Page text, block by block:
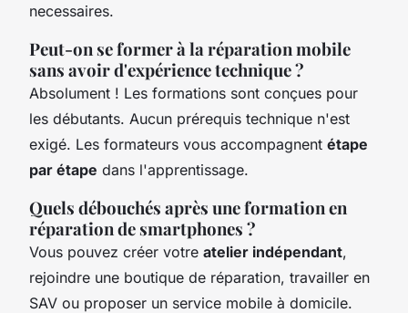
necessaires.
Peut-on se former à la réparation mobile
sans avoir d'expérience technique ?
Absolument ! Les formations sont conçues pour
les débutants. Aucun prérequis technique n'est
exigé. Les formateurs vous accompagnent étape
par étape dans l'apprentissage.
Quels débouchés après une formation en
réparation de smartphones ?
Vous pouvez créer votre atelier indépendant,
rejoindre une boutique de réparation, travailler en
SAV ou proposer un service mobile à domicile.